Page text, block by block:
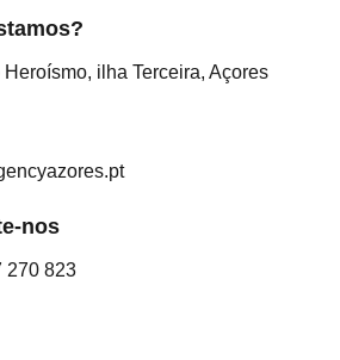
ilha Terceira, Açores
nos
270 823